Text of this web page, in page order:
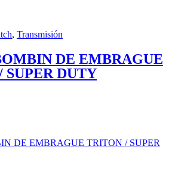
, Transmisión
DE EMBRAGUE
SUPER DUTY
DE EMBRAGUE TRITON / SUPER